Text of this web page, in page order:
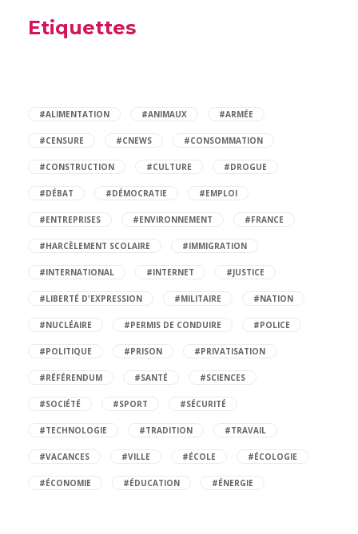
Etiquettes
#ALIMENTATION #ANIMAUX #ARMÉE
#CENSURE #CNEWS #CONSOMMATION
#CONSTRUCTION #CULTURE #DROGUE
#DÉBAT #DÉMOCRATIE #EMPLOI
#ENTREPRISES #ENVIRONNEMENT #FRANCE
#HARCÈLEMENT SCOLAIRE #IMMIGRATION
#INTERNATIONAL #INTERNET #JUSTICE
#LIBERTÉ D'EXPRESSION #MILITAIRE #NATION
#NUCLÉAIRE #PERMIS DE CONDUIRE #POLICE
#POLITIQUE #PRISON #PRIVATISATION
#RÉFÉRENDUM #SANTÉ #SCIENCES
#SOCIÉTÉ #SPORT #SÉCURITÉ
#TECHNOLOGIE #TRADITION #TRAVAIL
#VACANCES #VILLE #ÉCOLE #ÉCOLOGIE
#ÉCONOMIE #ÉDUCATION #ÉNERGIE